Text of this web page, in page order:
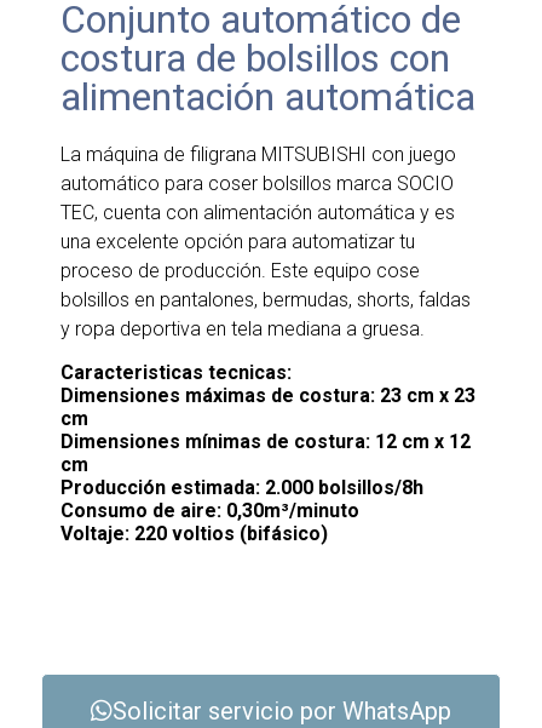
Conjunto automático de
costura de bolsillos con
alimentación automática
La máquina de filigrana MITSUBISHI con juego
automático para coser bolsillos marca SOCIO
TEC, cuenta con alimentación automática y es
una excelente opción para automatizar tu
proceso de producción. Este equipo cose
bolsillos en pantalones, bermudas, shorts, faldas
y ropa deportiva en tela mediana a gruesa.
Caracteristicas tecnicas:
Dimensiones máximas de costura: 23 cm x 23
cm
Dimensiones mínimas de costura: 12 cm x 12
cm
Producción estimada: 2.000 bolsillos/8h
Consumo de aire: 0,30m³/minuto
Voltaje: 220 voltios (bifásico)
Solicitar servicio por WhatsApp